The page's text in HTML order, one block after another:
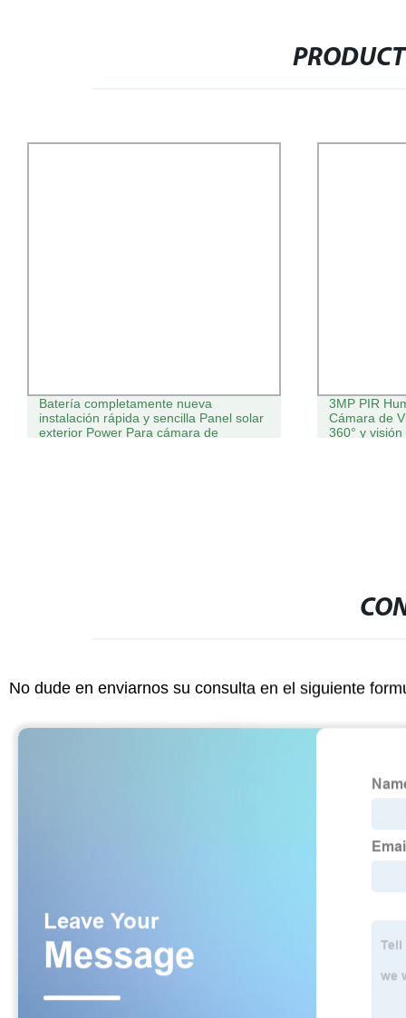
Batería completamente nueva
instalación rápida y sencilla Panel solar
exterior Power Para cámara de
3MP PIR
Cámara de
360° y
No dude en enviarnos su consulta en el siguiente